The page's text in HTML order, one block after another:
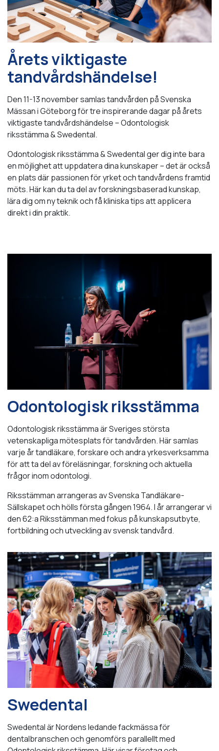
Årets viktigaste
tandvårdshändelse!
Den 11-13 november samlas tandvården på Svenska
Mässan i Göteborg för tre inspirerande dagar på årets
viktigaste tandvårdshändelse – Odontologisk
riksstämma & Swedental.
Odontologisk riksstämma & Swedental ger dig inte bara
en möjlighet att uppdatera dina kunskaper – det är också
en plats där passionen för yrket och tandvårdens framtid
möts. Här kan du ta del av forskningsbaserad kunskap,
lära dig om ny teknik och få kliniska tips att applicera
direkt i din praktik.
Odontologisk riksstämma
Odontologisk riksstämma är Sveriges största
vetenskapliga mötesplats för tandvården. Här samlas
varje år tandläkare, forskare och andra yrkesverksamma
för att ta del av föreläsningar, forskning och aktuella
frågor inom odontologi.
Riksstämman arrangeras av Svenska Tandläkare-
Sällskapet och hölls första gången 1964. I år arrangerar vi
den 62:a Riksstämman med fokus på kunskapsutbyte,
fortbildning och utveckling av svensk tandvård.
Swedental
Swedental är Nordens ledande fackmässa för
dentalbranschen och genomförs parallellt med